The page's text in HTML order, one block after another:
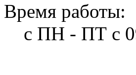
Время работы:
с ПН - ПТ с